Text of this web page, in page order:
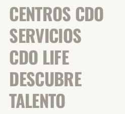
CENTROS CDO
SERVICIOS
CDO LIFE
DESCUBRE
TALENTO